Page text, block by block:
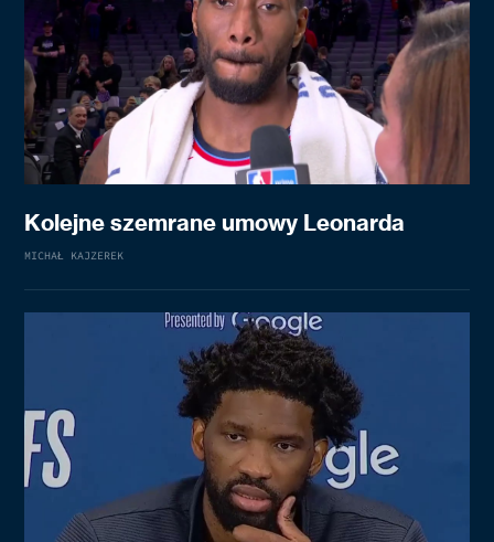
Kolejne szemrane umowy Leonarda
MICHAŁ KAJZEREK